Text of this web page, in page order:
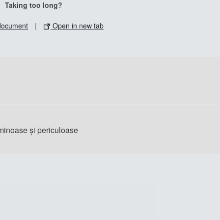
Taking too long?
| Open in new tab
și periculoase